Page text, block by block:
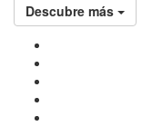
Descubre más